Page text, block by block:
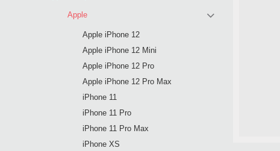
Apple
Apple iPhone 12
Apple iPhone 12 Mini
Apple iPhone 12 Pro
Apple iPhone 12 Pro Max
iPhone 11
iPhone 11 Pro
iPhone 11 Pro Max
iPhone XS